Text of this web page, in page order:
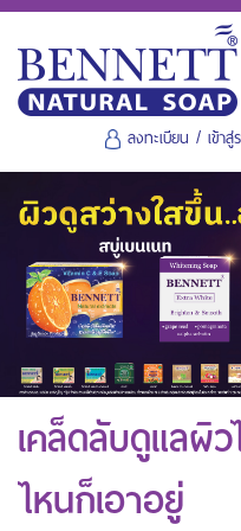
ลงทะเบียน / เข้าสู่
เคล็ดลับดูแลผิ
ไหนก็เอาอยู่